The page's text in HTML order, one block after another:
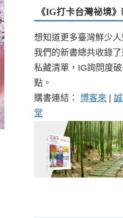
《IG打卡台灣祕境
想知道更多臺灣鮮少
我們的新書總共收錄
私藏清單，IG詢問度
點。
購書連結： 博客來 |
堂